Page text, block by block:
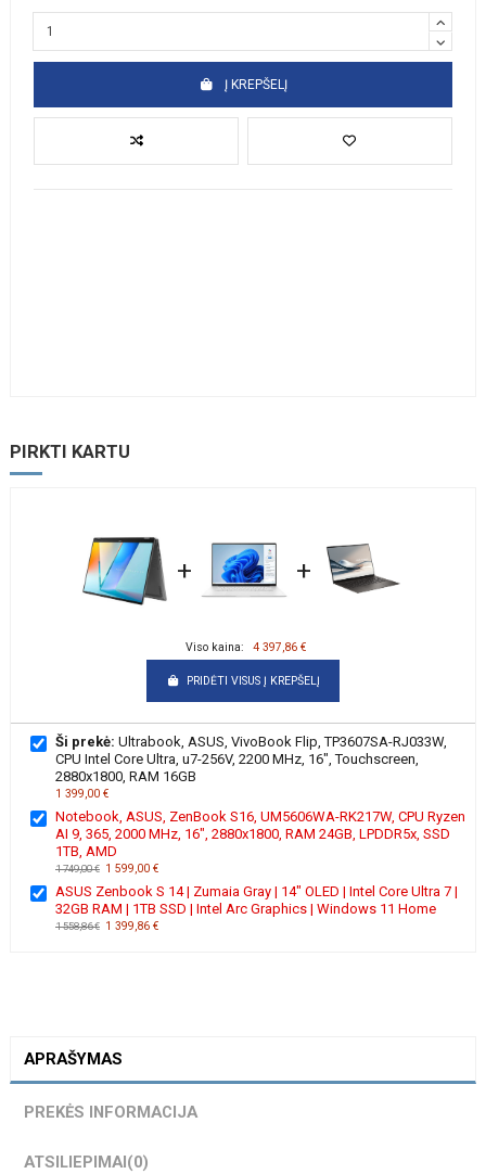
Į KREPŠELĮ
PIRKTI KARTU
+ +
Viso kaina: 4 397,86 €
PRIDĖTI VISUS Į KREPŠELĮ
Ši prekė: Ultrabook, ASUS, VivoBook Flip, TP3607SA-RJ033W,
CPU Intel Core Ultra, u7-256V, 2200 MHz, 16", Touchscreen,
2880x1800, RAM 16GB
1 399,00 €
Notebook, ASUS, ZenBook S16, UM5606WA-RK217W, CPU Ryzen
AI 9, 365, 2000 MHz, 16", 2880x1800, RAM 24GB, LPDDR5x, SSD
1TB, AMD
1 749,00 € 1 599,00 €
ASUS Zenbook S 14 | Zumaia Gray | 14" OLED | Intel Core Ultra 7 |
32GB RAM | 1TB SSD | Intel Arc Graphics | Windows 11 Home
1 558,86 € 1 399,86 €
APRAŠYMAS
PREKĖS INFORMACIJA
ATSILIEPIMAI(0)